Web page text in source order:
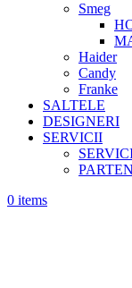
Smeg
Haider
Candy
Franke
SALTELE
DESIGNERI
SERVICII
0 items